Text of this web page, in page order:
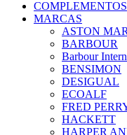
COMPLEMENTOS
MARCAS
ASTON
BARBOUR
Barbour
BENSIMON
DESIGUAL
ECOALF
FRED
HACKETT
HARPER